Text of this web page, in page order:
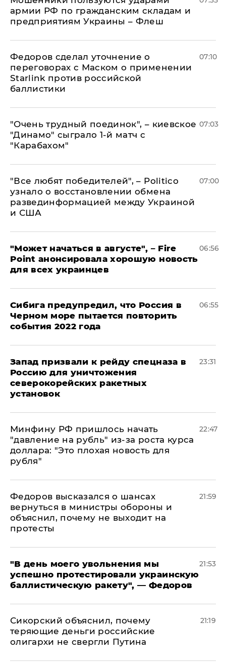
армии РФ по гражданским складам и
предприятиям Украины – Флеш
Федоров сделал уточнение о
переговорах с Маском о применении
Starlink против российской
баллистики
07:10
"Очень трудный поединок", – киевское
"Динамо" сыграло 1-й матч с
"Карабахом"
07:03
​"Все любят победителей", – Politico
узнало о восстановлении обмена
развединформацией между Украиной
и США
07:00
"Может начаться в августе", – Fire
Point анонсировала хорошую новость
для всех украинцев
06:56
Сибига предупредил, что Россия в
Черном море пытается повторить
события 2022 года
06:55
Запад призвали к рейду спецназа в
Россию для уничтожения
северокорейских ракетных
установок
23:31
Минфину РФ пришлось начать
"давление на рубль" из-за роста курса
доллара: "Это плохая новость для
рубля"
22:47
Федоров высказался о шансах
вернуться в министры обороны и
объяснил, почему не выходит на
протесты
21:59
​"В день моего увольнения мы
успешно протестировали украинскую
баллистическую ракету", — Федоров
21:53
Сикорский объяснил, почему
теряющие деньги российские
олигархи не свергли Путина
21:19